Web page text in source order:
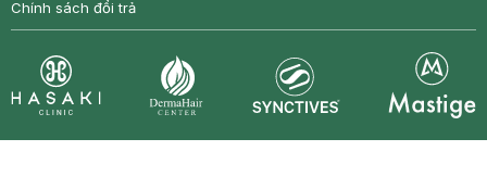
Chính sách đổi trả